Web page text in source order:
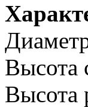
Высота
Высота